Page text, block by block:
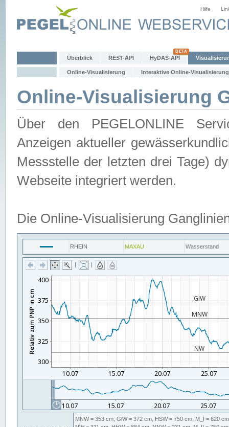
Hilfe
Überblick REST-API HyDAS-API
Online-Visualisierung Interaktive Online-Visualisierung
Online-Visualisierung
Über den PEGELONLINE
Anzeigen aktueller
Messstelle der letzten drei Tage)
Webseite integriert werden.
Die Online-Visualisierung